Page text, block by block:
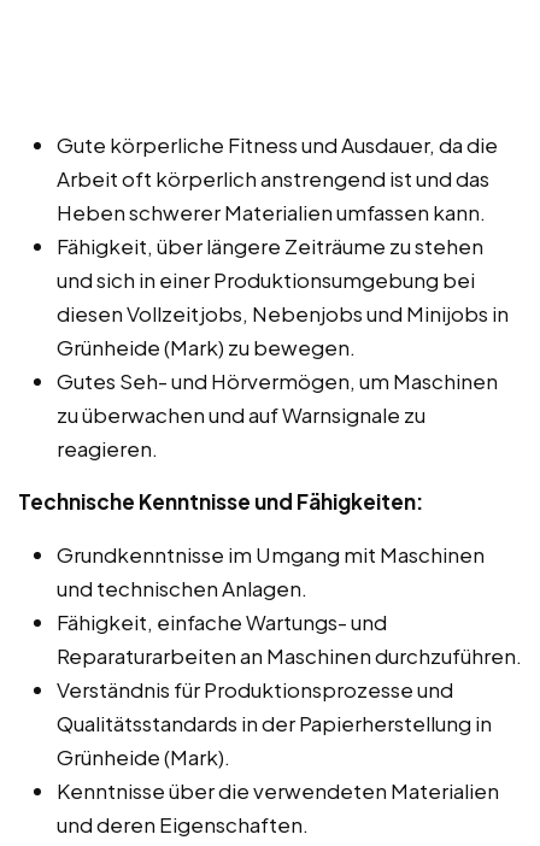
Gute körperliche Fitness und Ausdauer, da die
Arbeit oft körperlich anstrengend ist und das
Heben schwerer Materialien umfassen kann.
Fähigkeit, über längere Zeiträume zu stehen
und sich in einer Produktionsumgebung bei
diesen Vollzeitjobs, Nebenjobs und Minijobs in
Grünheide (Mark) zu bewegen.
Gutes Seh- und Hörvermögen, um Maschinen
zu überwachen und auf Warnsignale zu
reagieren.
Technische Kenntnisse und Fähigkeiten:
Grundkenntnisse im Umgang mit Maschinen
und technischen Anlagen.
Fähigkeit, einfache Wartungs- und
Reparaturarbeiten an Maschinen durchzuführen.
Verständnis für Produktionsprozesse und
Qualitätsstandards in der Papierherstellung in
Grünheide (Mark).
Kenntnisse über die verwendeten Materialien
und deren Eigenschaften.